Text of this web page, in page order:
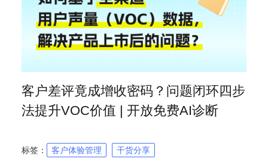
客户差评竟成增收密码？问题闭环四步
法提升VOC价值 | 开放免费AI诊断
标签： 客户体验管理 干货分享